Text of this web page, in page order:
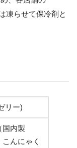
凍らせて保冷剤と
リー)
国内製
んにゃく